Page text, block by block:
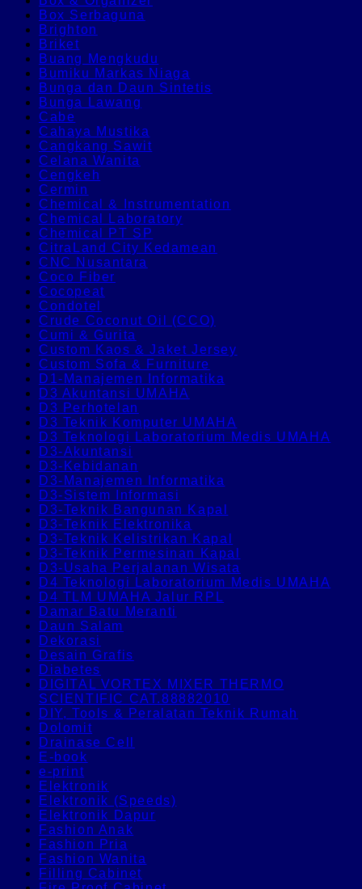
Box Serbaguna
Brighton
Briket
Buang Mengkudu
Bumiku Markas Niaga
Bunga dan Daun Sintetis
Bunga Lawang
Cabe
Cahaya Mustika
Cangkang Sawit
Celana Wanita
Cengkeh
Cermin
Chemical & Instrumentation
Chemical Laboratory
Chemical PT SP
CitraLand City Kedamean
CNC Nusantara
Coco Fiber
Cocopeat
Condotel
Crude Coconut Oil (CCO)
Cumi & Gurita
Custom Kaos & Jaket Jersey
Custom Sofa & Furniture
D1-Manajemen Informatika
D3 Akuntansi UMAHA
D3 Perhotelan
D3 Teknik Komputer UMAHA
D3 Teknologi Laboratorium Medis UMAHA
D3-Akuntansi
D3-Kebidanan
D3-Manajemen Informatika
D3-Sistem Informasi
D3-Teknik Bangunan Kapal
D3-Teknik Elektronika
D3-Teknik Kelistrikan Kapal
D3-Teknik Permesinan Kapal
D3-Usaha Perjalanan Wisata
D4 Teknologi Laboratorium Medis UMAHA
D4 TLM UMAHA Jalur RPL
Damar Batu Meranti
Daun Salam
Dekorasi
Desain Grafis
Diabetes
DIGITAL VORTEX MIXER THERMO
SCIENTIFIC CAT.88882010
DIY, Tools & Peralatan Teknik Rumah
Dolomit
Drainase Cell
E-book
e-print
Elektronik
Elektronik (Speeds)
Elektronik Dapur
Fashion Anak
Fashion Pria
Fashion Wanita
Filling Cabinet